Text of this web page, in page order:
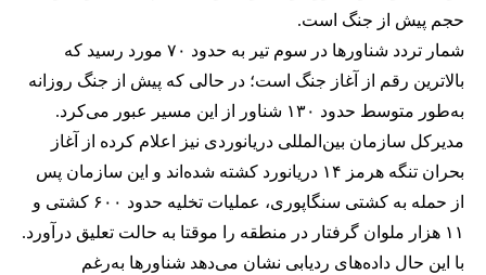
حجم پیش از جنگ است.
شمار تردد شناورها در سوم تیر به حدود ۷۰ مورد رسید که
بالاترین رقم از آغاز جنگ است؛ در حالی که پیش از جنگ روزانه
به‌طور متوسط حدود ۱۳۰ شناور از این مسیر عبور می‌کرد.
مدیرکل سازمان بین‌المللی دریانوردی نیز اعلام کرده از آغاز
بحران تنگه هرمز ۱۴ دریانورد کشته شده‌اند و این سازمان پس
از حمله به کشتی سنگاپوری، عملیات تخلیه حدود ۶۰۰ کشتی و
۱۱ هزار ملوان گرفتار در منطقه را موقتا به حالت تعلیق درآورد.
با این حال داده‌های ردیابی نشان می‌دهد شناورها به‌رغم